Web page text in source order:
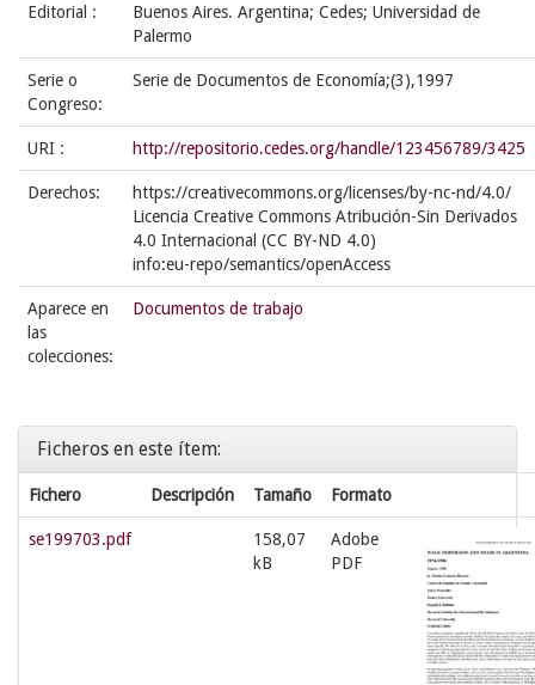
Editorial :
Buenos Aires. Argentina; Cedes; Universidad de
Palermo
Serie o
Congreso:
Serie de Documentos de Economía;(3),1997
URI : http://repositorio.cedes.org/handle/123456789/3425
Derechos:
https://creativecommons.org/licenses/by-nc-nd/4.0/
Licencia Creative Commons Atribución-Sin Derivados
4.0 Internacional (CC BY-ND 4.0)
info:eu-repo/semantics/openAccess
Aparece en
las
colecciones:
Documentos de trabajo
Ficheros en este ítem:
Fichero Descripción Tamaño Formato
se199703.pdf
158,07
kB
Adobe
PDF